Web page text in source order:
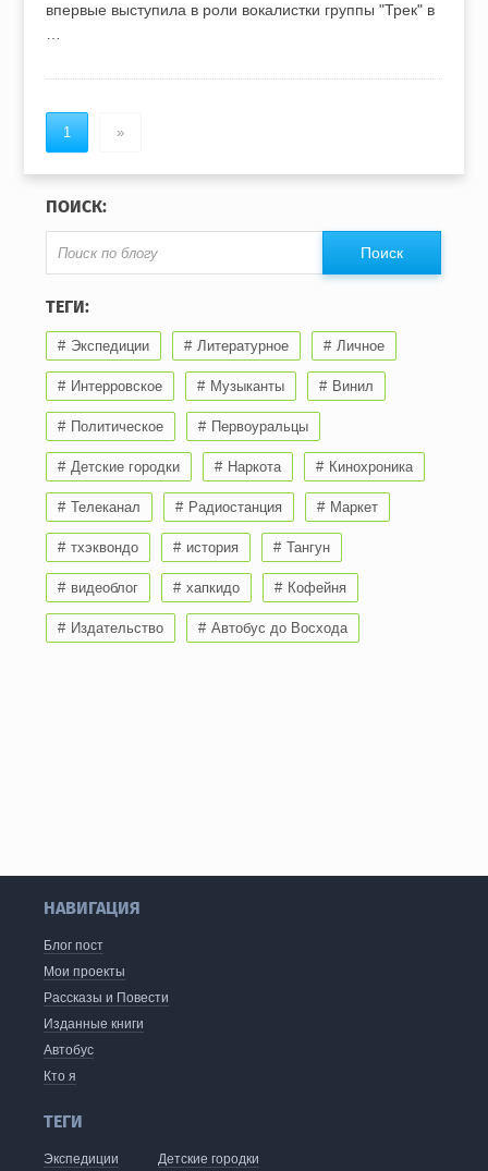
впервые выступила в роли вокалистки группы "Трек" в
1 »
ПОИСК:
ТЕГИ:
Экспедиции Литературное Личное
Интерровское Музыканты Винил
Политическое Первоуральцы
Детские городки Наркота Кинохроника
Телеканал Радиостанция Маркет
тхэквондо история Тангун
видеоблог хапкидо Кофейня
Издательство Автобус до Восхода
НАВИГАЦИЯ
Блог пост
Мои проекты
Рассказы и Повести
Изданные книги
Автобус
Кто я
ТЕГИ
Экспедиции Детские городки